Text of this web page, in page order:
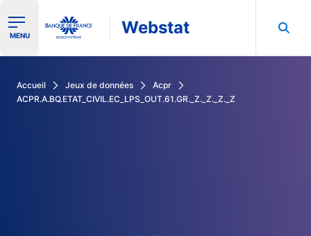
Ouvrir le menu de navigation
MENU Webstat
Accueil Jeux de données
Acpr
ACPR.A.BQ.ETAT_CIVIL.EC_LPS_OUT.61.GR._Z._Z._Z._Z